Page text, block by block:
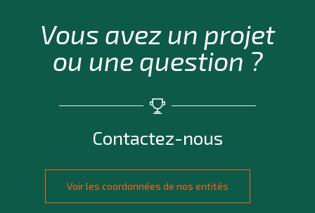
Vous avez un projet
ou une question ?
Contactez-nous
Voir les coordonnées de nos entités